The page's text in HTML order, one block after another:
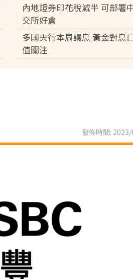
內地證券印花稅減半 可部署
交所好倉
多國央行本周議息 黃金對息
值關注
發佈時間: